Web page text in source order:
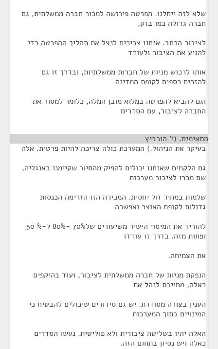
שלא לזה ייחלנו. הפרטה פירושה למכור חברה ממשלתית, גם
חברה גדולה כמו בזק,
לציבור הרחב. אנחנו צריכים לנצל את תהליך ההפרטה כדי
להניע את הציבור ולעודד
אותו לרכוש מניות של חברות ממשלתיות, ובדרך זו גם
להזרים כספים לקופת המדינה
וגם להביא להפרטה במלוא מובן המלה, כלומר למסור את
החברה לציבור, עם הסדרים
מתאימים. (י' הורביץ
בעיקר את הניהול.) המערכת כולה צריכה להיות פרטית. אלה
גם הלקחים שאנחנו יכולים להפיק מהסיור שקיימנו באנגליה,
שם מכרו לציבור מערכות
שלמות במחיר זול יחסית. המכירה הזו הזרימה הכנסות
גדולות לקופת האוצר ואפשרה
להוריד את המיסוי הישיר משיעורים של70% -80% ל-% 50
ופחות מזה. בדרך זו עודדו
את הצמיחה.
הנפקת מניות של חברה ממשלתית לציבור, ועוד בהיקפים
כאלה, מחייבת לנהל את
הענין בצורה מסודרת. יש גם סידורים שיכולים להבטיח כי
המינויים בתוך המערכות
האלה יהיו בשליטה ציבורית ולא פוליטית. נעשו הסדרים
כאלה ויש נסיון בתחום הזה.